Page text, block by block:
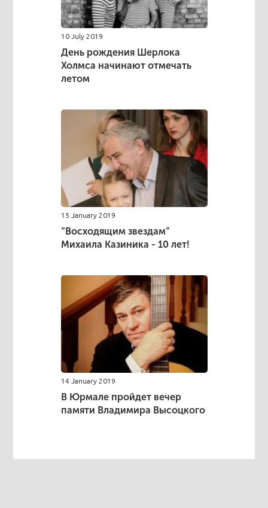
10 July 2019
День рождения Шерлока
Холмса начинают отмечать
летом
15 January 2019
“Восходящим звездам”
Михаила Казиника - 10 лет!
14 January 2019
В Юрмале пройдет вечер
памяти Владимира Высоцкого